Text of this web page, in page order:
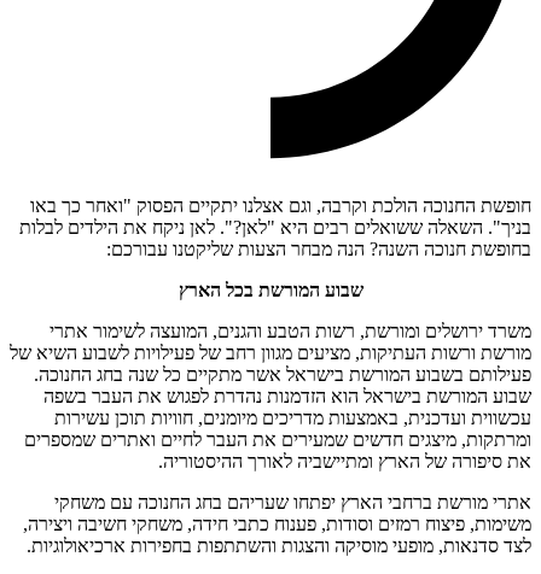
חופשת החנוכה הולכת וקרבה, וגם אצלנו יתקיים הפסוק "ואחר כך באו
בניך". השאלה ששואלים רבים היא "לאן?". לאן ניקח את הילדים לבלות
בחופשת חנוכה השנה? הנה מבחר הצעות שליקטנו עבורכם:
שבוע המורשת בכל הארץ
משרד ירושלים ומורשת, רשות הטבע והגנים, המועצה לשימור אתרי
מורשת ורשות העתיקות, מציעים מגוון רחב של פעילויות לשבוע השיא של
פעילותם בשבוע המורשת בישראל אשר מתקיים כל שנה בחג החנוכה.
שבוע המורשת בישראל הוא הזדמנות נהדרת לפגוש את העבר בשפה
עכשווית ועדכנית, באמצעות מדריכים מיומנים, חוויות תוכן עשירות
ומרתקות, מיצגים חדשים שמעירים את העבר לחיים ואתרים שמספרים
את סיפורה של הארץ ומתיישביה לאורך ההיסטוריה.
אתרי מורשת ברחבי הארץ יפתחו שעריהם בחג החנוכה עם משחקי
משימות, פיצוח רמזים וסודות, פענוח כתבי חידה, משחקי חשיבה ויצירה,
לצד סדנאות, מופעי מוסיקה והצגות והשתתפות בחפירות ארכיאולוגיות.